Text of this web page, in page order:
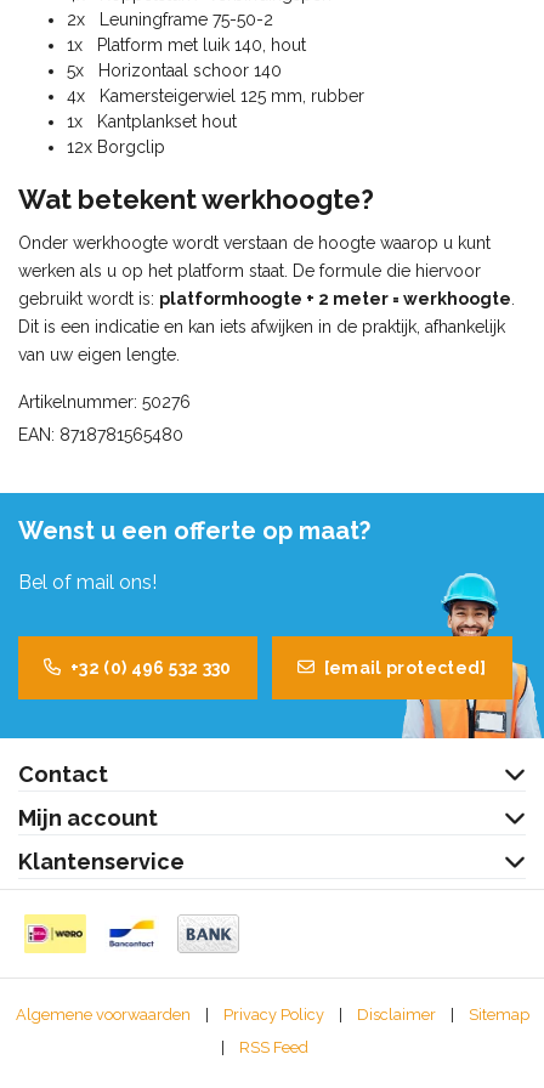
2x Leuningframe 75-50-2
1x Platform met luik 140, hout
5x Horizontaal schoor 140
4x Kamersteigerwiel 125 mm, rubber
1x Kantplankset hout
12x Borgclip
Wat betekent werkhoogte?
Onder werkhoogte wordt verstaan de hoogte waarop u kunt
werken als u op het platform staat. De formule die hiervoor
gebruikt wordt is: platformhoogte + 2 meter = werkhoogte
Dit is een indicatie en kan iets afwijken in de praktijk, afhankelijk
van uw eigen lengte.
Artikelnummer: 50276
EAN: 8718781565480
Wenst u een offerte op maat?
Bel of mail ons!
+32 (0) 496 532 330 [email protected]
Contact
Mijn account
Klantenservice
Algemene voorwaarden | Privacy Policy | Disclaimer |
Sitemap
|
RSS Feed